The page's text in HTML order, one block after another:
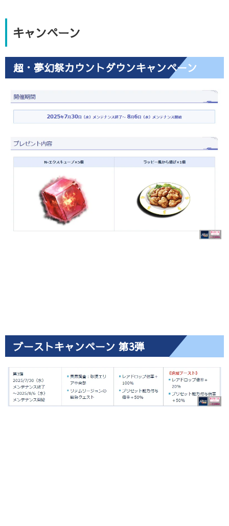
キャンペーン
超・夢幻祭カウントダウンキャンペーン
ブーストキャンペーン 第3弾